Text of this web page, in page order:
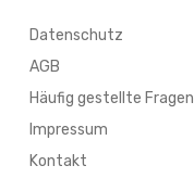
Datenschutz
AGB
Häufig gestellte Fragen
Impressum
Kontakt